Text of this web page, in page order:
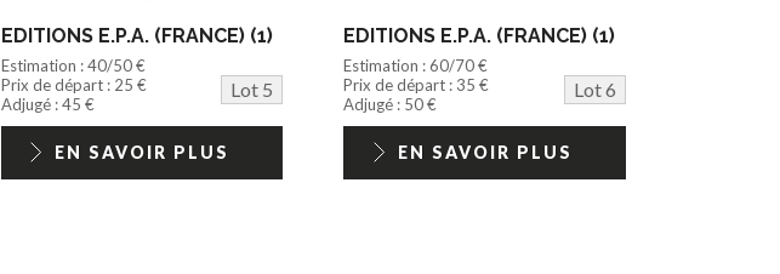
EDITIONS E.P.A. (FRANCE) (1)
Estimation : 40/50 €
Prix de départ : 25 €
Lot 5
Adjugé : 45 €
EN SAVOIR PLUS
EDITIONS E.P.A. (FRANCE) (1)
Estimation : 60/70 €
Prix de départ : 35 €
Lot 6
Adjugé : 50 €
EN SAVOIR PLUS